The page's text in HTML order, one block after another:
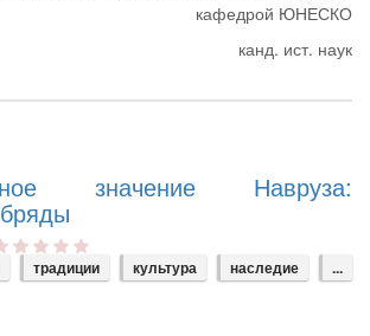
кафедрой ЮНЕСКО
канд. ист. наук
значение Навруза:
традиции культура наследие ...